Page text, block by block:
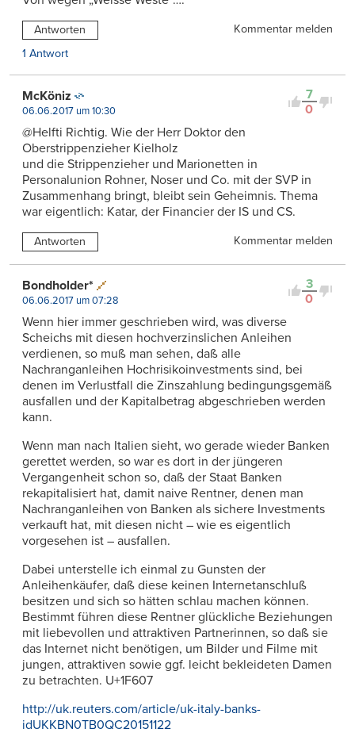
Antworten
Kommentar melden
1 Antwort
7
0
McKöniz
06.06.2017 um 10:30
@Helfti Richtig. Wie der Herr Doktor den
Oberstrippenzieher Kielholz
und die Strippenzieher und Marionetten in
Personalunion Rohner, Noser und Co. mit der SVP in
Zusammenhang bringt, bleibt sein Geheimnis. Thema
war eigentlich: Katar, der Financier der IS und CS.
Antworten Kommentar melden
3
0
Bondholder*
06.06.2017 um 07:28
Wenn hier immer geschrieben wird, was diverse
Scheichs mit diesen hochverzinslichen Anleihen
verdienen, so muß man sehen, daß alle
Nachranganleihen Hochrisikoinvestments sind, bei
denen im Verlustfall die Zinszahlung bedingungsgemäß
ausfallen und der Kapitalbetrag abgeschrieben werden
kann.
Wenn man nach Italien sieht, wo gerade wieder Banken
gerettet werden, so war es dort in der jüngeren
Vergangenheit schon so, daß der Staat Banken
rekapitalisiert hat, damit naive Rentner, denen man
Nachranganleihen von Banken als sichere Investments
verkauft hat, mit diesen nicht – wie es eigentlich
vorgesehen ist – ausfallen.
Dabei unterstelle ich einmal zu Gunsten der
Anleihenkäufer, daß diese keinen Internetanschluß
besitzen und sich so hätten schlau machen können.
Bestimmt führen diese Rentner glückliche Beziehungen
mit liebevollen und attraktiven Partnerinnen, so daß sie
das Internet nicht benötigen, um Bilder und Filme mit
jungen, attraktiven sowie ggf. leicht bekleideten Damen
zu betrachten. U+1F607
http://uk.reuters.com/article/uk-italy-banks-
idUKKBN0TB0QC20151122